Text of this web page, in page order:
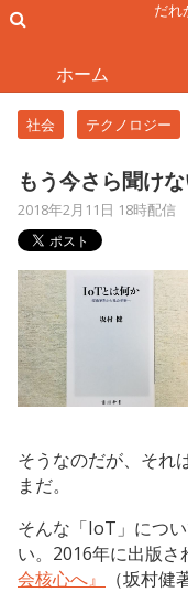
だれ
ホーム
社会 テクノロジー
もう今さら聞け
2018年2月11日 18時配信
そうなのだが、それ
まだ。
そんな「IoT」につ
い。2016年に出版さ
会核心へ』
（坂村健